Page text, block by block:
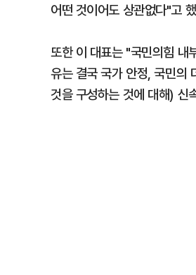
어떤 것이어도 상관없다"고
또한 이 대표는 "국민의힘 내
유는 결국 국가 안정, 국민의
것을 구성하는 것에 대해) 신